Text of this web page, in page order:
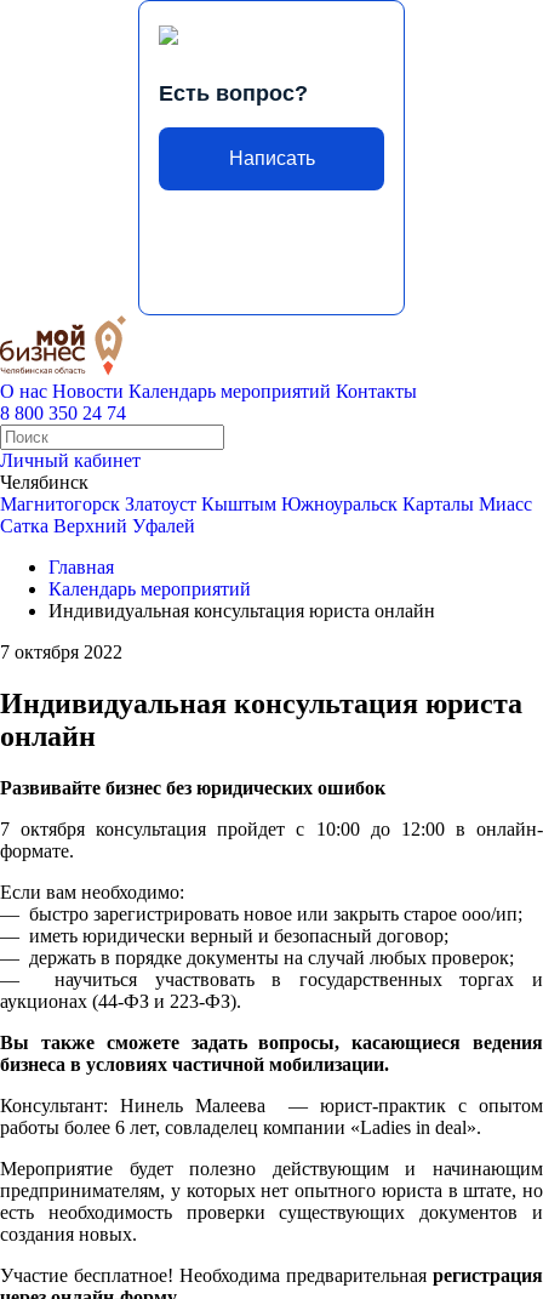
Есть вопрос?
Написать
О нас Новости Календарь мероприятий Контакты
8 800 350 24 74
Личный кабинет
Челябинск
Магнитогорск Златоуст Кыштым Южноуральск Карталы Миасс
Сатка Верхний Уфалей
Главная
Календарь мероприятий
Индивидуальная консультация юриста онлайн
7 октября 2022
Индивидуальная консультация юриста
онлайн
Развивайте бизнес без юридических ошибок
7 октября консультация пройдет с 10:00 до 12:00 в онлайн-
формате.
Если вам необходимо:
— быстро зарегистрировать новое или закрыть старое ооо/ип;
— иметь юридически верный и безопасный договор;
— держать в порядке документы на случай любых проверок;
— научиться участвовать в государственных торгах и
аукционах (44-ФЗ и 223-ФЗ).
Вы также сможете задать вопросы, касающиеся ведения
бизнеса в условиях частичной мобилизации.
Консультант: Нинель Малеева — юрист-практик с опытом
работы более 6 лет, совладелец компании «Ladies in deal».
Мероприятие будет полезно действующим и начинающим
предпринимателям, у которых нет опытного юриста в штате, но
есть необходимость проверки существующих документов и
создания новых.
Участие бесплатное! Необходима предварительная регистрация